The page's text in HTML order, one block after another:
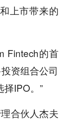
上市带来的
Fintech的首
资组合公司
IPO。”
合伙人杰夫